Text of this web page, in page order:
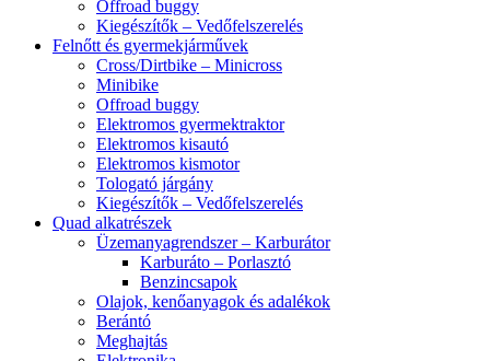
Offroad buggy
Kiegészítők – Vedőfelszerelés
Felnőtt és gyermekjárművek
Cross/Dirtbike – Minicross
Minibike
Offroad buggy
Elektromos gyermektraktor
Elektromos kisautó
Elektromos kismotor
Tologató járgány
Kiegészítők – Vedőfelszerelés
Quad alkatrészek
Üzemanyagrendszer – Karburátor
Karburáto – Porlasztó
Benzincsapok
Olajok, kenőanyagok és adalékok
Berántó
Meghajtás